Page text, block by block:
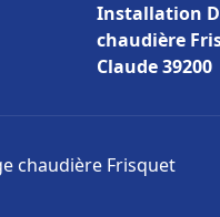
Installation
chaudière
Claude 39200
chaudière Frisquet